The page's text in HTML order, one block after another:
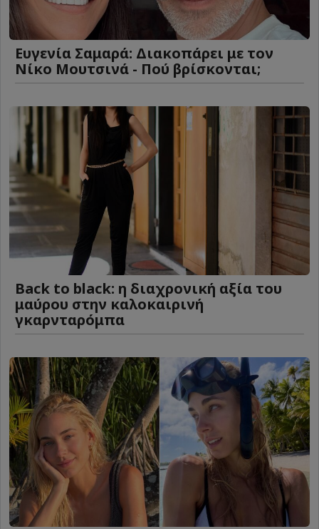
Ευγενία Σαμαρά: Διακοπάρει με τον
Νίκο Μουτσινά - Πού βρίσκονται;
Back to black: η διαχρονική αξία του
μαύρου στην καλοκαιρινή
γκαρνταρόμπα